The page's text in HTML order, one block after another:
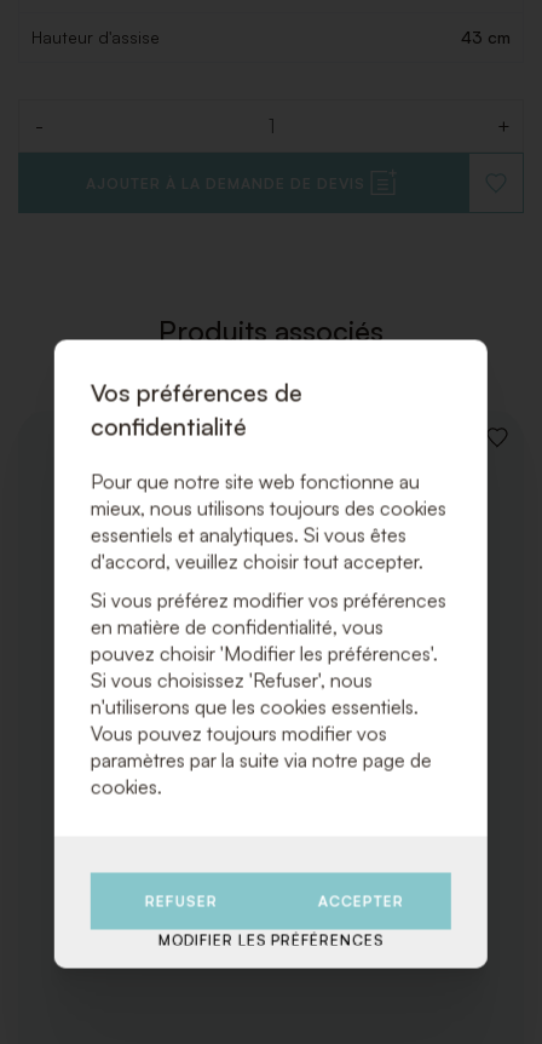
Hauteur d'assise 43 cm
- +
AJOUTER À LA DEMANDE DE DEVIS
À
Produits associés
Vos préférences de
confidentialité
Pour que notre site web fonctionne au
mieux, nous utilisons toujours des cookies
essentiels et analytiques. Si vous êtes
d'accord, veuillez choisir tout accepter.
Si vous préférez modifier vos préférences
en matière de confidentialité, vous
pouvez choisir 'Modifier les préférences'.
Si vous choisissez 'Refuser', nous
n'utiliserons que les cookies essentiels.
Vous pouvez toujours modifier vos
paramètres par la suite via notre page de
cookies.
REFUSER ACCEPTER
MODIFIER LES PRÉFÉRENCES